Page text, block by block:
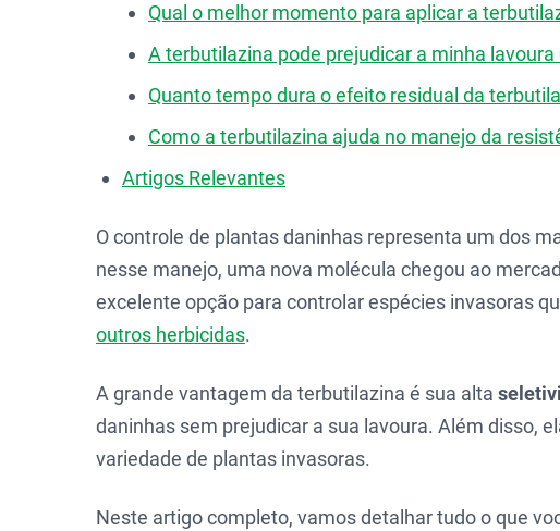
Qual o melhor momento para aplicar a
A terbutilazina pode prejudicar a minha
Quanto tempo dura o efeito residual da
Como a terbutilazina ajuda no manejo da
Artigos Relevantes
O controle de plantas daninhas representa um dos
nesse manejo, uma nova molécula chegou ao
excelente opção para controlar espécies invasoras
outros herbicidas.
A grande vantagem da terbutilazina é sua alta
daninhas sem prejudicar a sua lavoura. Além disso,
variedade de plantas invasoras.
Neste artigo completo, vamos detalhar tudo o que